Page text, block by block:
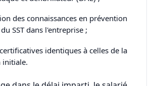
des connaissances en prévention
SST dans l'entreprise ;
identiques à celles de la